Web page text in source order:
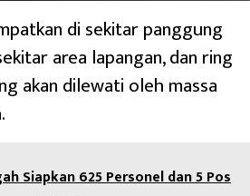
di sekitar panggung
area lapangan, dan ring
akan dilewati oleh massa
Siapkan 625 Personel dan 5 Pos